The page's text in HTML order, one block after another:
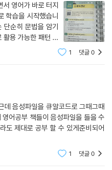
들어가거나 표지/내지에 수록된 Q
이즈 & 스프링 제본’ ★
제작되었기 때문에 책이 180도
가 매우 편안합니다.
영어가 바로 터지
학습을 시작했습니
순히 문법을 암기
용 가능한 패턴 위
다.
1 댓글0
데 음성파일을 큐알코드로 그때그때
어공부 책들이 음성파일을 들을 수
도 제대로 공부 할 수 있게준비되어
1 댓글0